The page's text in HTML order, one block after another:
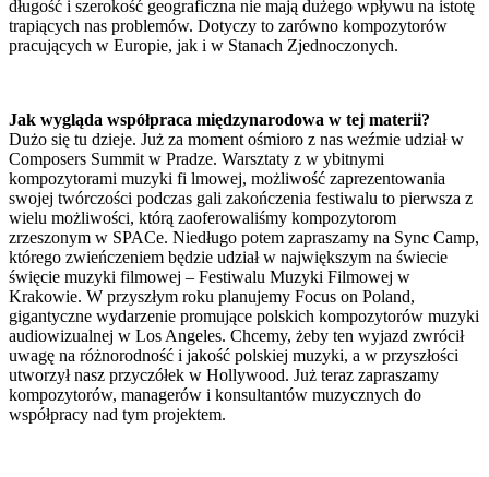
długość i szerokość geograficzna nie mają dużego wpływu na istotę
trapiących nas problemów. Dotyczy to zarówno kompozytorów
pracujących w Europie, jak i w Stanach Zjednoczonych.
Jak wygląda współpraca międzynarodowa w tej materii?
Dużo się tu dzieje. Już za moment ośmioro z nas weźmie udział w
Composers Summit w Pradze. Warsztaty z w ybitnymi
kompozytorami muzyki fi lmowej, możliwość zaprezentowania
swojej twórczości podczas gali zakończenia festiwalu to pierwsza z
wielu możliwości, którą zaoferowaliśmy kompozytorom
zrzeszonym w SPACe. Niedługo potem zapraszamy na Sync Camp,
którego zwieńczeniem będzie udział w największym na świecie
święcie muzyki filmowej – Festiwalu Muzyki Filmowej w
Krakowie. W przyszłym roku planujemy Focus on Poland,
gigantyczne wydarzenie promujące polskich kompozytorów muzyki
audiowizualnej w Los Angeles. Chcemy, żeby ten wyjazd zwrócił
uwagę na różnorodność i jakość polskiej muzyki, a w przyszłości
utworzył nasz przyczółek w Hollywood. Już teraz zapraszamy
kompozytorów, managerów i konsultantów muzycznych do
współpracy nad tym projektem.